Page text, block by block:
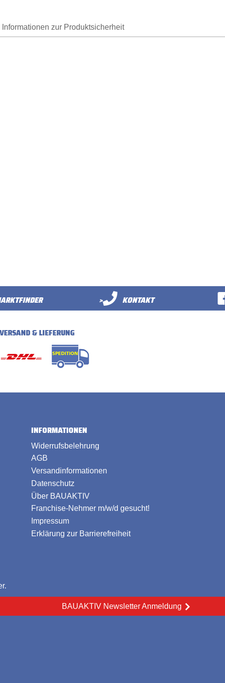
Informationen zur Produktsicherheit
> KONTAKT
VERSAND & LIEFERUNG
INFORMATIONEN
Widerrufsbelehrung
AGB
Versandinformationen
Datenschutz
Über BAUAKTIV
Franchise-Nehmer m/w/d gesucht!
Impressum
Erklärung zur Barrierefreiheit
BAUAKTIV Newsletter Anmeldung